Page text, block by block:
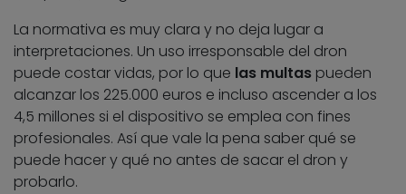
La normativa es muy clara y no deja lugar a
interpretaciones. Un uso irresponsable del dron
puede costar vidas, por lo que las multas pueden
alcanzar los 225.000 euros e incluso ascender a los
4,5 millones si el dispositivo se emplea con fines
profesionales. Así que vale la pena saber qué se
puede hacer y qué no antes de sacar el dron y
probarlo.